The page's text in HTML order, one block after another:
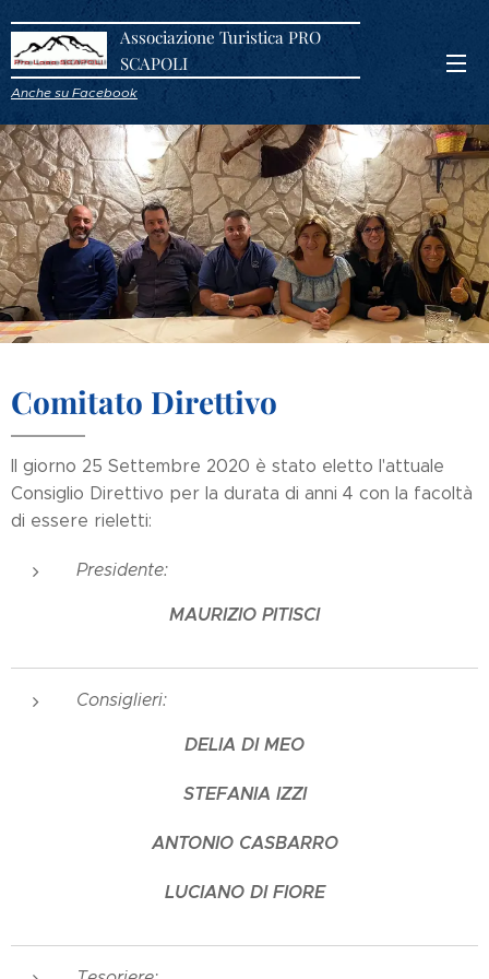
Associazione Turistica PRO
SCAPOLI
Anche su Facebook
Comitato Direttivo
Il giorno 25 Settembre 2020 è stato eletto l'attuale
Consiglio Direttivo per la durata di anni 4 con la facoltà
di essere rieletti:
Presidente:
MAURIZIO PITISCI
Consiglieri:
DELIA DI MEO
STEFANIA IZZI
ANTONIO CASBARRO
LUCIANO DI FIORE